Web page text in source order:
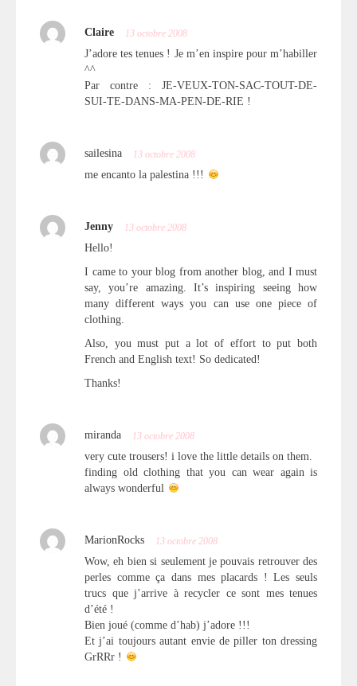
Claire 13 octobre 2008
J’adore tes tenues ! Je m’en inspire pour m’habiller
^^
Par contre : JE-VEUX-TON-SAC-TOUT-DE-
SUI-TE-DANS-MA-PEN-DE-RIE !
sailesina 13 octobre 2008
me encanto la palestina !!!
Jenny 13 octobre 2008
Hello!
I came to your blog from another blog, and I must
say, you’re amazing. It’s inspiring seeing how
many different ways you can use one piece of
clothing.
Also, you must put a lot of effort to put both
French and English text! So dedicated!
Thanks!
miranda 13 octobre 2008
very cute trousers! i love the little details on them.
finding old clothing that you can wear again is
always wonderful
MarionRocks 13 octobre 2008
Wow, eh bien si seulement je pouvais retrouver des
perles comme ça dans mes placards ! Les seuls
trucs que j’arrive à recycler ce sont mes tenues
d’été !
Bien joué (comme d’hab) j’adore !!!
Et j’ai toujours autant envie de piller ton dressing
GrRRr !